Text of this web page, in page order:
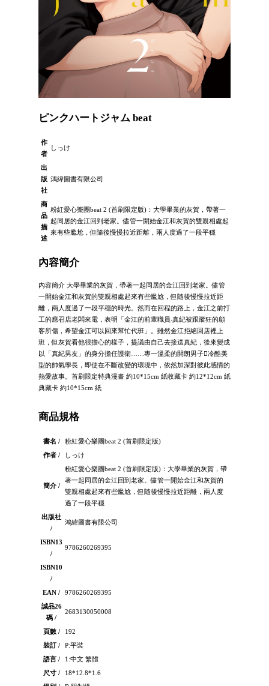
ピンクハートジャム beat
作
者
しっけ
出
版
社
鴻緯圖書有限公司
商
品
描
述
粉紅愛心樂團beat 2 (首刷限定版)：大學畢業的灰賀，帶著一
起同居的金江回到老家。儘管一開始金江和灰賀的雙親相處起
來有些尷尬，但隨後慢慢拉近距離，兩人度過了一段平穩
內容簡介
內容簡介 大學畢業的灰賀，帶著一起同居的金江回到老家。儘管
一開始金江和灰賀的雙親相處起來有些尷尬，但隨後慢慢拉近距
離，兩人度過了一段平穩的時光。然而在回程的路上，金江之前打
工的應召店老闆來電，表明「金江的前輩職員‧真紀被跟蹤狂的顧
客所傷，希望金江可以回來幫忙代班」。雖然金江拒絕回店裡上
班，但灰賀看他很擔心的樣子，提議由自己去接送真紀，後來變成
以「真紀男友」的身分擔任護衛……專一溫柔的開朗男子冷酷美
型的帥氣學長，即使在不斷改變的環境中，依然加深對彼此感情的
熱愛故事。首刷限定特典漫畫 約10*15cm 紙收藏卡 約12*12cm 紙
典藏卡 約10*15cm 紙
商品規格
書名 /
粉紅愛心樂團beat 2 (首刷限定版)
作者 /
しっけ
簡介 /
粉紅愛心樂團beat 2 (首刷限定版)：大學畢業的灰賀，帶
著一起同居的金江回到老家。儘管一開始金江和灰賀的
雙親相處起來有些尷尬，但隨後慢慢拉近距離，兩人度
過了一段平穩
出版社
/
鴻緯圖書有限公司
ISBN13
/
9786260269395
ISBN10
/
EAN /
9786260269395
誠品26
碼 /
2683130050008
頁數 /
192
裝訂 /
P:平裝
語言 /
1:中文 繁體
尺寸 /
18*12.8*1.6